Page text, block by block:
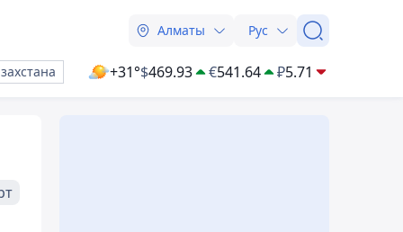
Алматы Рус
+31°$469.93 €541.64 ₽5.71